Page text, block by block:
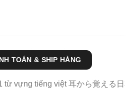
TOÁN & SHIP HÀNG
từ vựng tiếng việt耳から覚える